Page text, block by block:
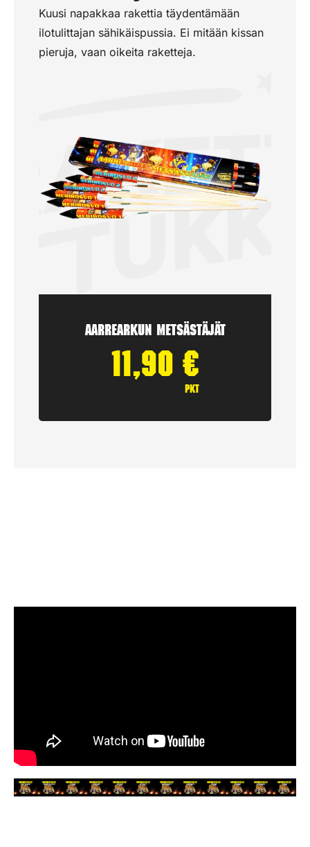
Kuusi napakkaa rakettia täydentämään
ilotulittajan sähikäispussia. Ei mitään kissan
pieruja, vaan oikeita raketteja.
Aarrearkun Metsästäjät
11,90 €
pkt